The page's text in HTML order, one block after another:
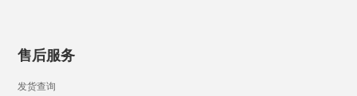
售后服务
发货查询